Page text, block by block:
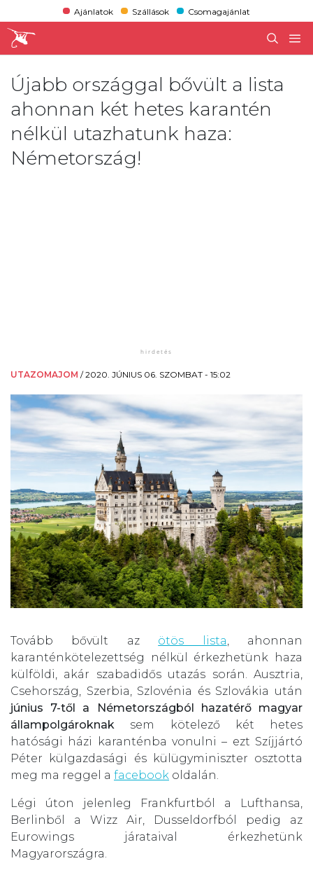
Ajánlatok Szállások Csomagajánlat
Újabb országgal bővült a lista
ahonnan két hetes karantén
nélkül utazhatunk haza:
Németország!
UTAZOMAJOM /2020. JÚNIUS 06. SZOMBAT - 15:02
Tovább bővült az ötös lista , ahonnan
karanténkötelezettség nélkül érkezhetünk haza
külföldi, akár szabadidős utazás során. Ausztria,
Csehország, Szerbia, Szlovénia és Szlovákia után
június 7-től a Németországból hazatérő magyar
állampolgároknak sem kötelező két hetes
hatósági házi karanténba vonulni – ezt Szíjjártó
Péter külgazdasági és külügyminiszter osztotta
meg ma reggel a facebook oldalán.
Légi úton jelenleg Frankfurtból a Lufthansa,
Berlinből a Wizz Air, Dusseldorfból pedig az
Eurowings járataival érkezhetünk
Magyarországra.